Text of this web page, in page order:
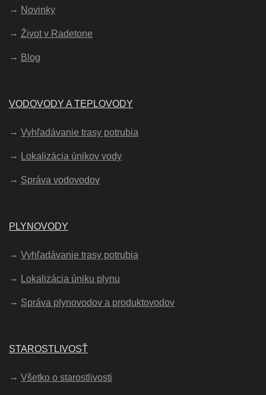
Novinky
Život v Radetone
Blog
VODOVODY A TEPLOVODY
Vyhľadávanie trasy potrubia
Lokalizácia únikov vody
Správa vodovodov
PLYNOVODY
Vyhľadávanie trasy potrubia
Lokalizácia úniku plynu
Správa plynovodov a produktovodov
STAROSTLIVOSŤ
Všetko o starostlivosti